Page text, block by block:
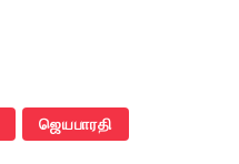
ஜெயபாரதி